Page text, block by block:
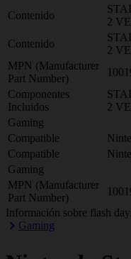
Contenido
2
Contenido
2
MPN (Manufacturer
Part Number)
Componentes
Incluidos
2
Gaming
Compatible
Compatible
Gaming
MPN (Manufacturer
Part Number)
Información sobre flash
Gaming